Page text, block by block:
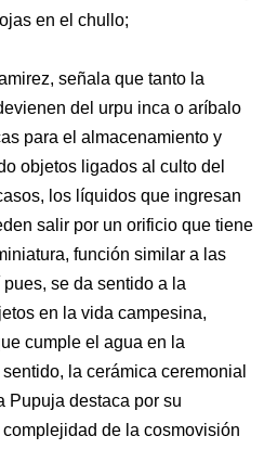
en el chullo;
señala que tanto la
del urpu inca o aríbalo
para el almacenamiento y
objetos ligados al culto del
los líquidos que ingresan
salir por un orificio que tiene
función similar a las
se da sentido a la
en la vida campesina,
cumple el agua en la
la cerámica ceremonial
Pupuja destaca por su
de la cosmovisión